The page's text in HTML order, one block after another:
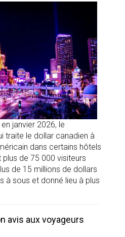
janvier 2026, le
traite le dollar canadien à
dans certains hôtels
de 75 000 visiteurs
de 15 millions de dollars
à sous et donné lieu à plus
avis aux voyageurs